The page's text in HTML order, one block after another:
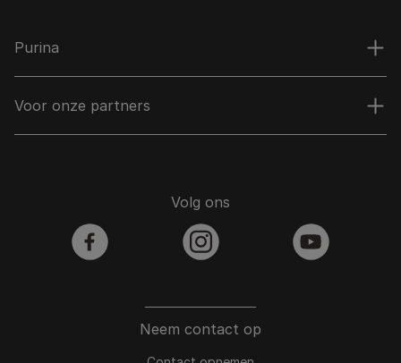
Purina
Voor onze partners
Neem contact op
Volg ons
facebook instagram youtube